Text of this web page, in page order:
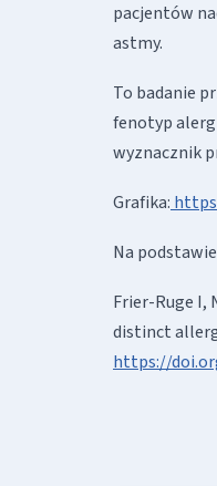
pacjentów
astmy.
To badanie
fenotyp
wyznacznik
Grafika:
Na
Frier-Ruge I,
distinct
https://